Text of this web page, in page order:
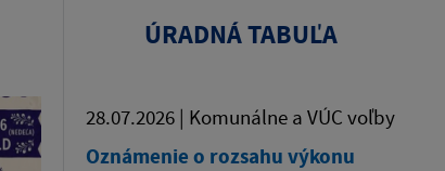
ÚRADNÁ TABUĽA
28.07.2026 | Komunálne a VÚC voľby
Oznámenie o rozsahu výkonu